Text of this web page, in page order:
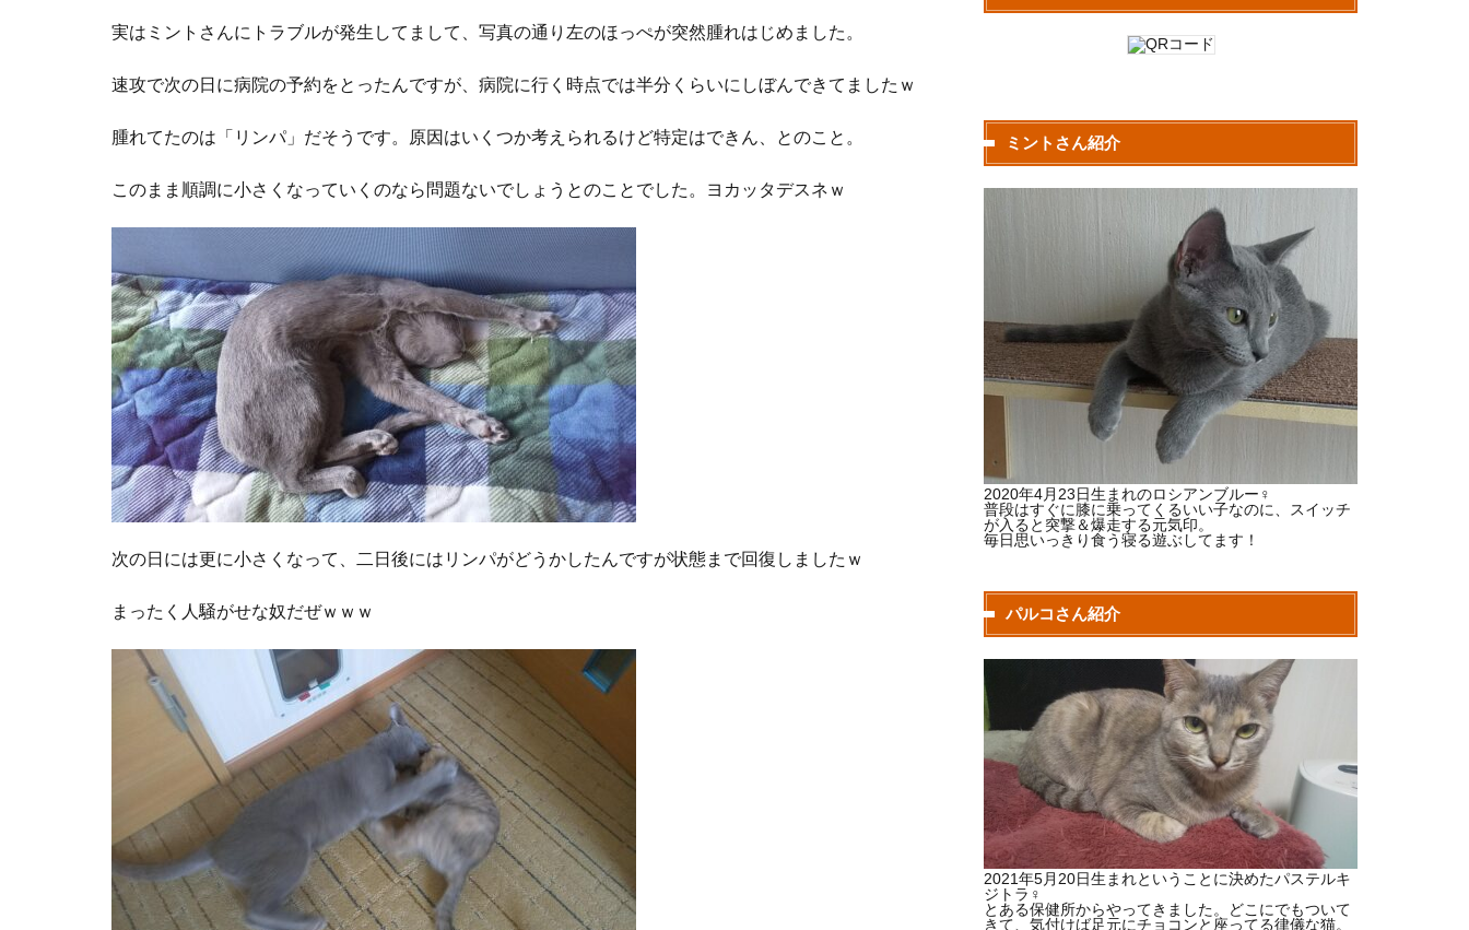
実はミントさんにトラブルが発生してまして、写真の通り左のほっぺが突然腫れはじめました。
速攻で次の日に病院の予約をとったんですが、病院に行く時点では半分くらいにしぼんできてましたｗ
腫れてたのは「リンパ」だそうです。原因はいくつか考えられるけど特定はできん、とのこと。
このまま順調に小さくなっていくのなら問題ないでしょうとのことでした。ヨカッタデスネｗ
次の日には更に小さくなって、二日後にはリンパがどうかしたんですが状態まで回復しましたｗ
まったく人騒がせな奴だぜｗｗｗ
ミントさん紹介
2020年4月23日生まれのロシアンブルー♀
普段はすぐに膝に乗ってくるいい子なのに、スイッチ
が入ると突撃＆爆走する元気印。
毎日思いっきり食う寝る遊ぶしてます！
パルコさん紹介
2021年5月20日生まれということに決めたパステルキ
ジトラ♀
とある保健所からやってきました。どこにでもついて
きて、気付けば足元にチョコンと座ってる律儀な猫。